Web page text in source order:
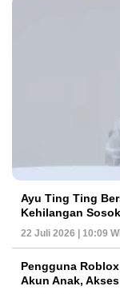
Ayu Ting Ting
Kehilangan
22 Juli 2026 | 10:09
Pengguna
Akun Anak,